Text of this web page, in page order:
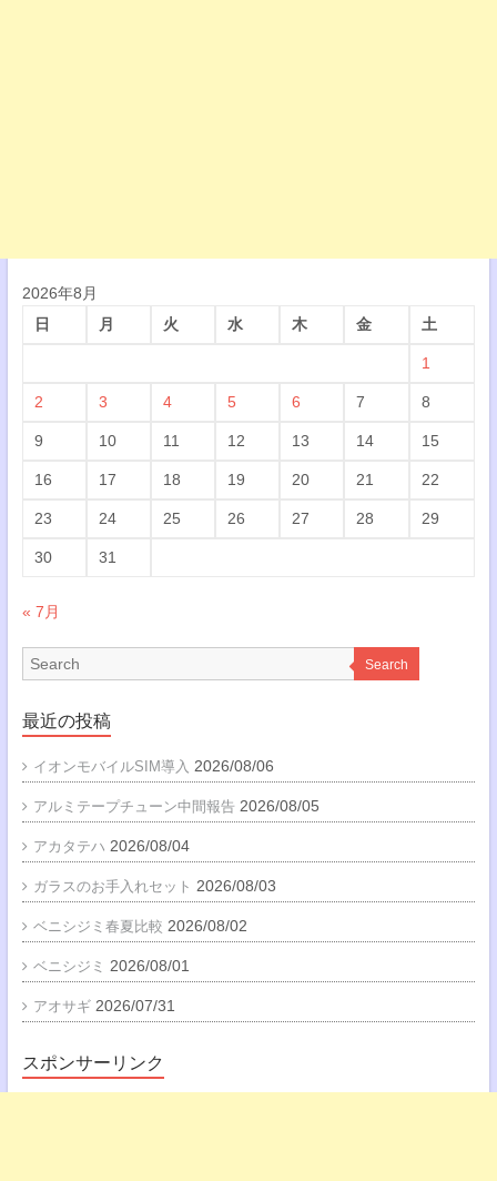
2026年8月
日
月 火 水 木 金 土
1
2 3 4 5 6 7 8
9 10 11 12 13 14 15
16 17 18 19 20 21 22
23 24 25 26 27 28 29
30 31
« 7月
Search
最近の投稿
イオンモバイルSIM導入 2026/08/06
アルミテープチューン中間報告 2026/08/05
アカタテハ 2026/08/04
ガラスのお手入れセット 2026/08/03
ベニシジミ春夏比較 2026/08/02
ベニシジミ 2026/08/01
アオサギ 2026/07/31
スポンサーリンク